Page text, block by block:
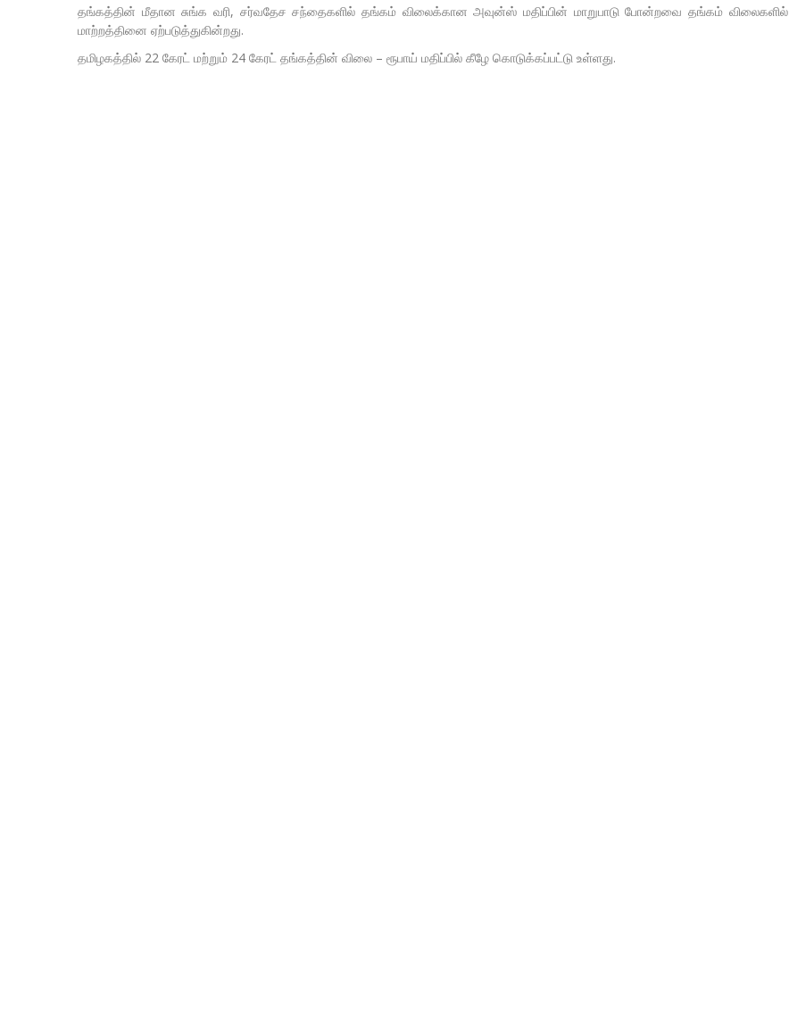
தங்கத்தின் மீதான சுங்க வரி, சர்வதேச சந்தைகளில் தங்கம் விலைக்கான அவுன்ஸ் மதிப்பின் மாறுபாடு போன்றவை தங்கம் விலைகளில்
மாற்றத்தினை ஏற்படுத்துகின்றது.
தமிழகத்தில் 22 கேரட் மற்றும் 24 கேரட் தங்கத்தின் விலை – ரூபாய் மதிப்பில் கீழே கொடுக்கப்பட்டு உள்ளது.